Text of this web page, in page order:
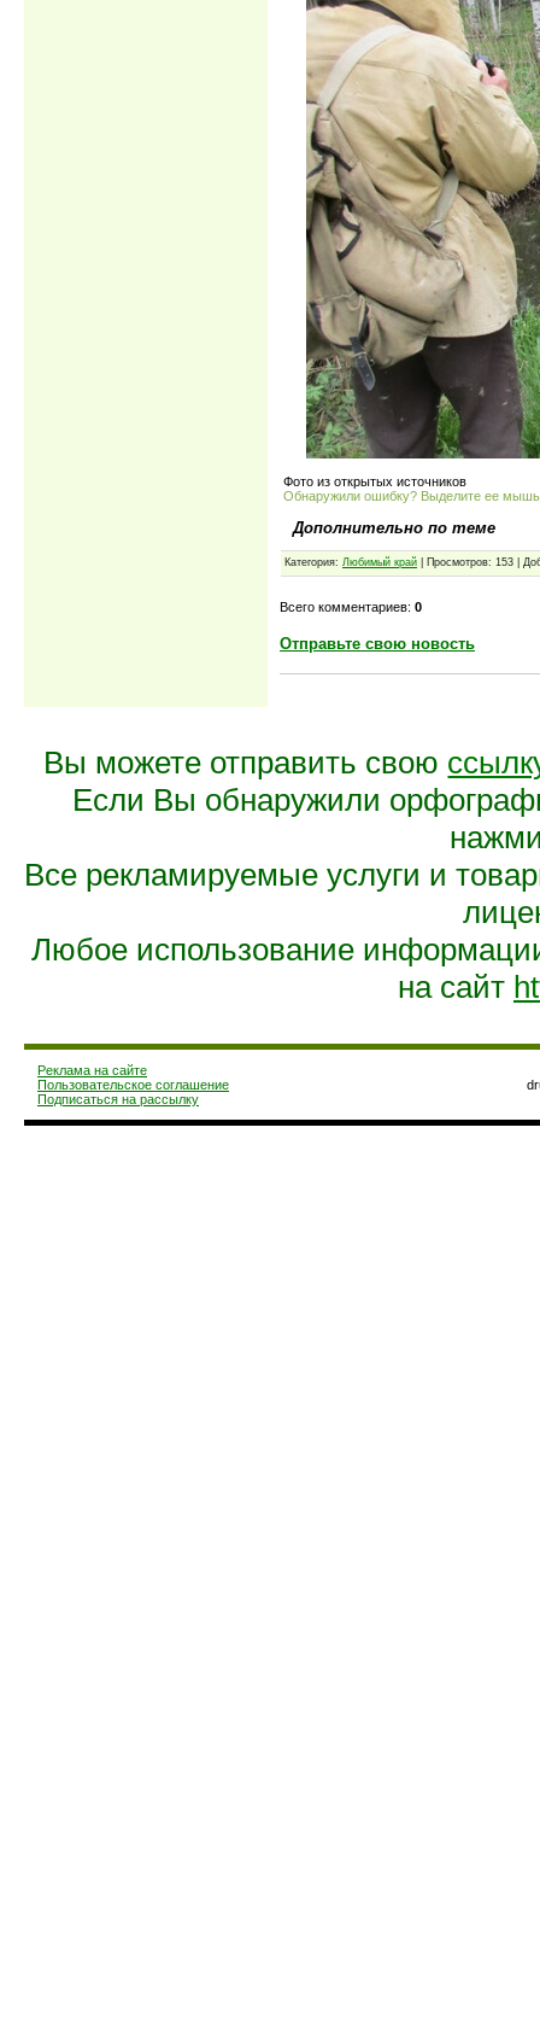
Фото из открытых источников
Обнаружили ошибку? Выделите ее
Дополнительно по теме
Категория: Любимый край | Просмотров: 153 |
Всего комментариев: 0
Отправьте свою новость
Вы можете отправить свою
Если Вы обнаружили
Все рекламируемые услуги и
Любое использование
на сайт
Реклама на сайте
Пользовательское соглашение
Подписаться на рассылку